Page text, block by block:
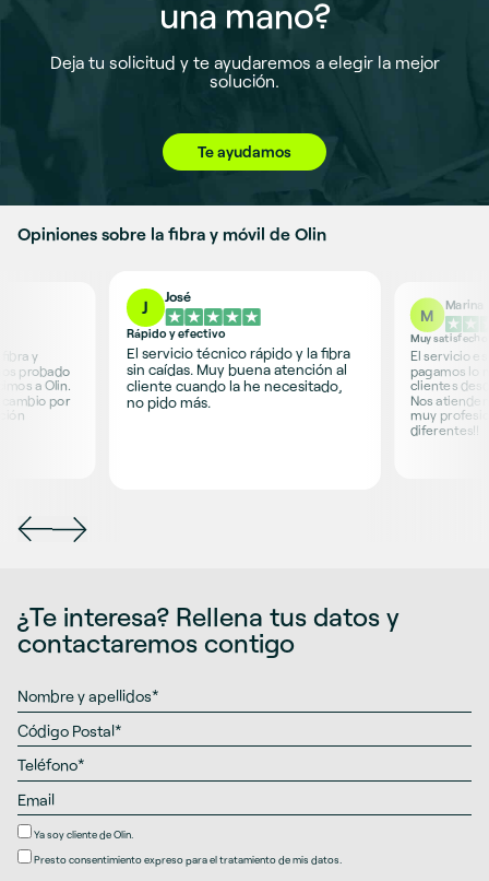
una mano?
Deja tu solicitud y te ayudaremos a elegir la mejor
solución.
Te ayudamos
Opiniones sobre la fibra y móvil de Olin
y
probado
a Olin.
por
J
José
Rápido y efectivo
El servicio técnico rápido y la fibra
sin caídas. Muy buena atención al
cliente cuando la he necesitado,
no pido más.
M
Marina
Muy
El servicio
pagamos lo
clientes
Nos
muy
diferentes!!
¿Te interesa? Rellena tus datos y
contactaremos contigo
Ya soy cliente de Olin.
Prestoconsentimiento expresopara el tratamiento de mis datos.